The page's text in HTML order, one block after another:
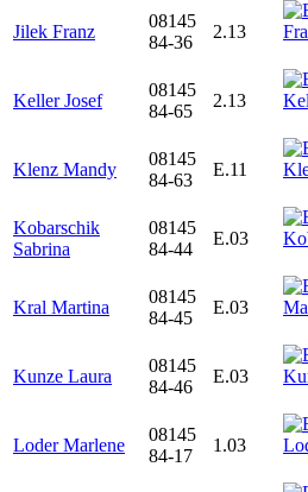
Jilek Franz
08145
84-36
2.13
Keller Josef
08145
84-65
2.13
Klenz Mandy
08145
84-63
E.11
Kobarschik
Sabrina
08145
84-44
E.03
Kral Martina
08145
84-45
E.03
Kunze Laura
08145
84-46
E.03
Loder Marlene
08145
84-17
1.03